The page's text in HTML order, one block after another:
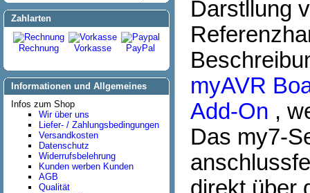
Zahlarten
Rechnung Vorkasse PayPal
Informationen und Allgemeines
Infos zum Shop
Wir über uns
Liefer- / Zahlungsbedingungen
Versandkosten
Datenschutz
Widerrufsbelehrung
Kunden werben Kunden
AGB
Qualität
Darstllung
myAVR
Add-On ,
Das my7-